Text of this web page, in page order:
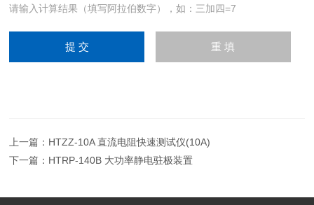
请输入计算结果（填写阿拉伯数字），如：三加四=7
上一篇： HTZZ-10A 直流电阻快速测试仪(10A)
下一篇： HTRP-140B 大功率静电驻极装置